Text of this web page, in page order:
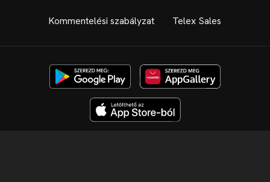
Kommentelési szabályzat Telex Sales